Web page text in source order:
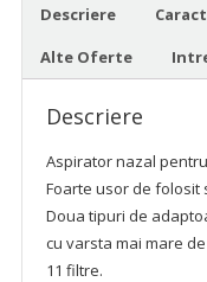
Descriere
Alte Oferte
Descriere
Aspirator nazal
Foarte usor de folosit
Doua tipuri de
cu varsta mai mare
11 filtre.